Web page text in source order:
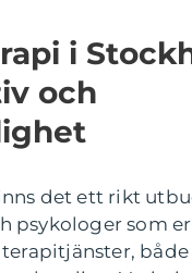
i
och
det ett rikt
psykologer som
både